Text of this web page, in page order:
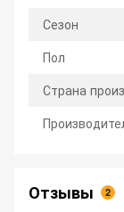
Сезон
Пол
Страна
Отзывы 2